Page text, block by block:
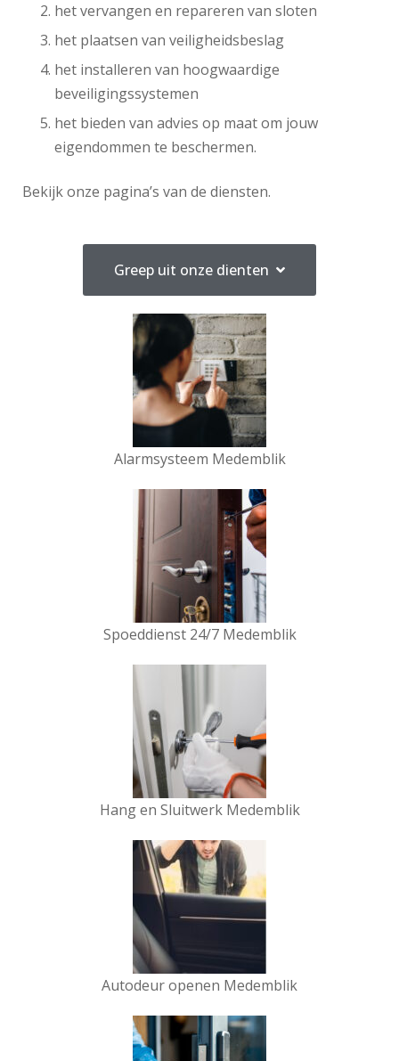
het vervangen en repareren van sloten
het plaatsen van veiligheidsbeslag
het installeren van hoogwaardige
beveiligingssystemen
het bieden van advies op maat om jouw
eigendommen te beschermen.
Bekijk onze pagina’s van de diensten.
Greep uit onze dienten
Alarmsysteem Medemblik
Spoeddienst 24/7 Medemblik
Hang en Sluitwerk Medemblik
Autodeur openen Medemblik